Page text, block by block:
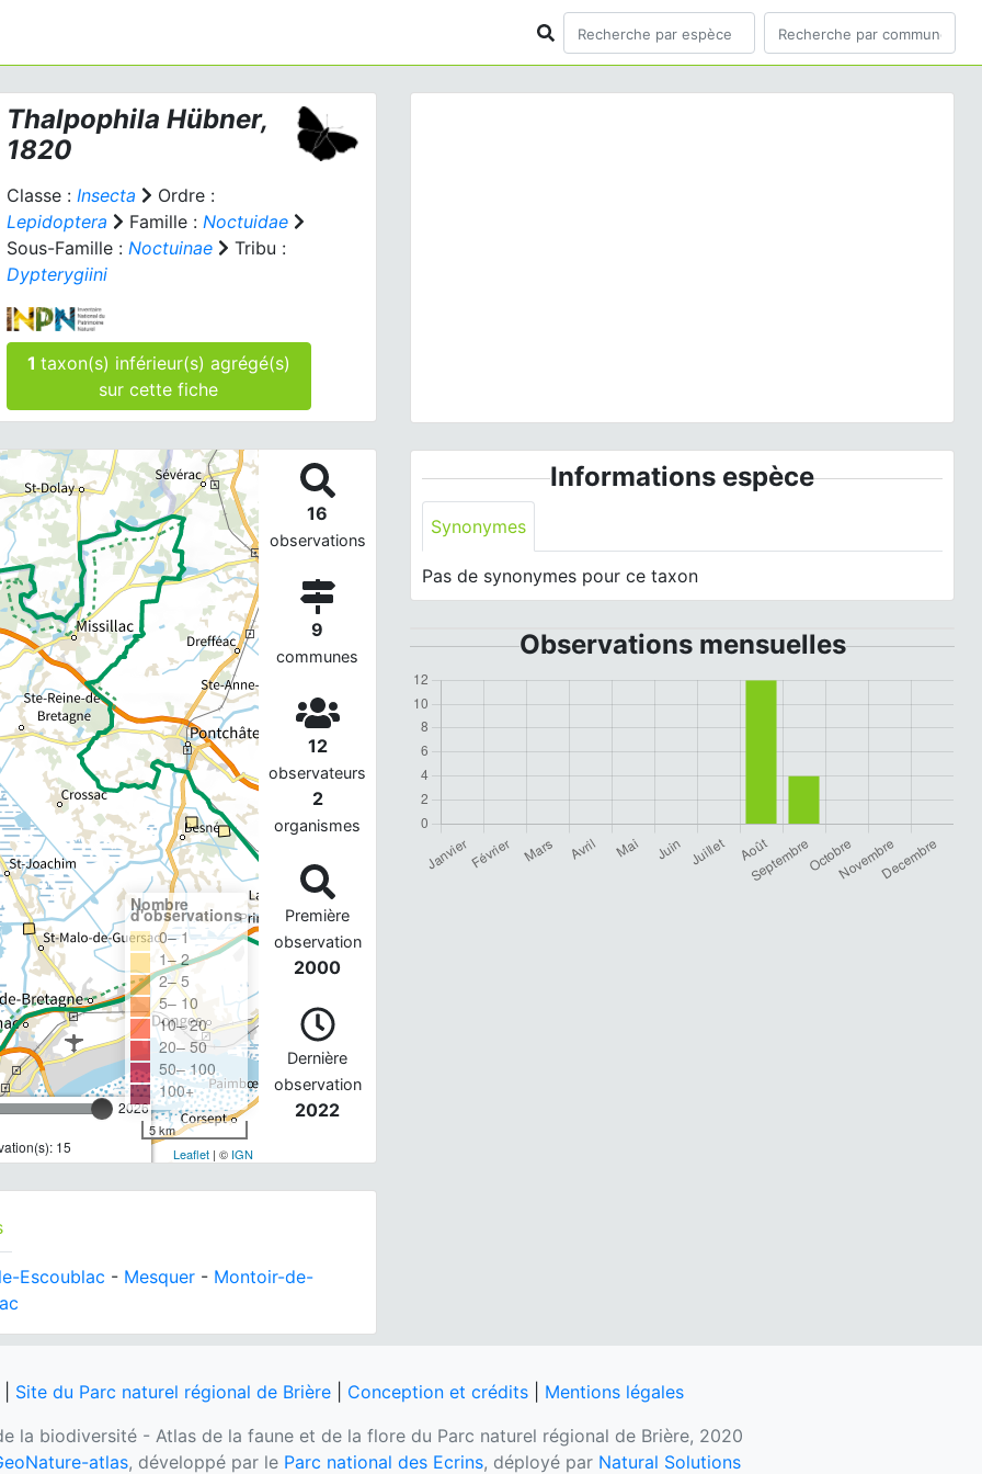
Thalpophila Hübner,
1820
Classe : Insecta
Ordre :
Lepidoptera
Famille : Noctuidae
Sous-Famille : Noctuinae
Tribu :
Dypterygiini
1 taxon(s) inférieur(s) agrégé(s)
sur cette fiche
2026
15
Nombre
d'observations
0– 1
1– 2
2– 5
5– 10
10– 20
20– 50
50– 100
100+
5 km
Leaflet| © IGN
16
observations
9
communes
12
observateurs
2
organismes
Première
observation
2000
Dernière
observation
2022
Escoublac - Mesquer - Montoir-de-
Informations espèce
Synonymes
Pas de synonymes pour ce taxon
Observations mensuelles
Site du Parc naturel régional de Brière Conception et crédits
Mentions légales
la biodiversité - Atlas de la faune et de la flore du Parc naturel régional de Brière, 2020
atlas, développé par le Parc national des Ecrins, déployé par Natural Solutions